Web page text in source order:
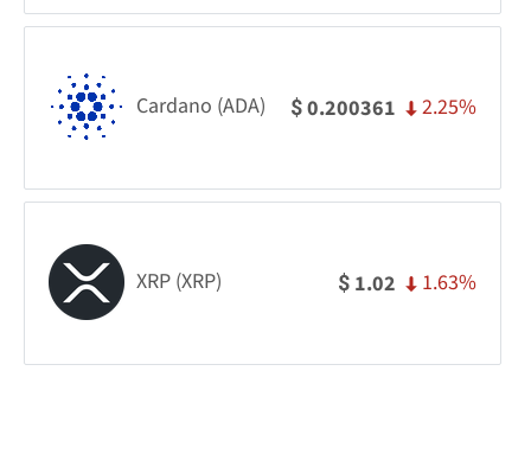
Cardano (ADA) $0.200361 2.25%
XRP (XRP) $ 1.02 1.63%